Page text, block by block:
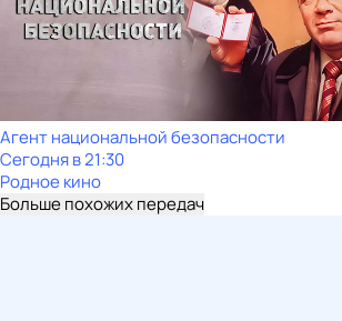
Агент национальной безопасности
Сегодня в 21:30
Родное кино
Больше похожих передач